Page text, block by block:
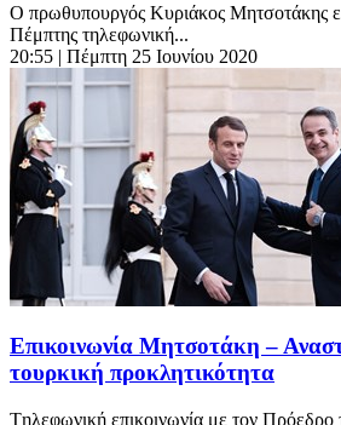
O πρωθυπουργός Κυριάκος Μητσοτάκης
Πέμπτης τηλεφωνική...
20:55 | Πέμπτη 25 Ιουνίου 2020
Επικοινωνία Μητσοτάκη –
τουρκική προκλητικότητα
Tηλεφωνική επικοινωνία με τον Πρόεδρο